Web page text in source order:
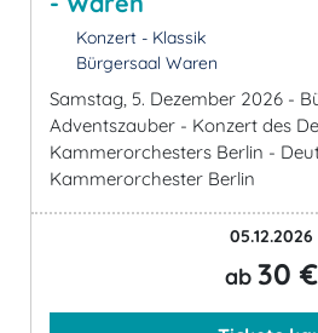
Konzert - Klassik
Bürgersaal Waren
Samstag, 5. Dezember 2026 -
Adventszauber - Konzert des
Kammerorchesters Berlin -
Kammerorchester Berlin
05.12.2026
ab 30 €